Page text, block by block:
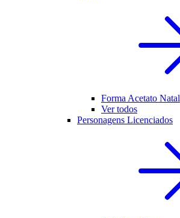
Forma Acetato Natal
Ver todos
Personagens Licenciados